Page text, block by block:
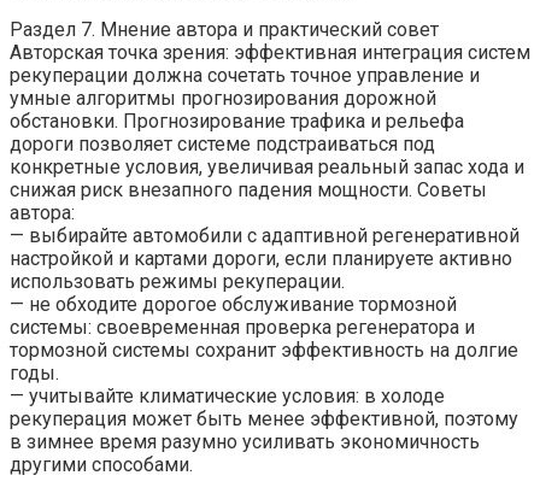
Раздел 7. Мнение автора и практический совет
Авторская точка зрения: эффективная интеграция систем
рекуперации должна сочетать точное управление и
умные алгоритмы прогнозирования дорожной
обстановки. Прогнозирование трафика и рельефа
дороги позволяет системе подстраиваться под
конкретные условия, увеличивая реальный запас хода и
снижая риск внезапного падения мощности. Советы
автора:
— выбирайте автомобили с адаптивной регенеративной
настройкой и картами дороги, если планируете активно
использовать режимы рекуперации.
— не обходите дорогое обслуживание тормозной
системы: своевременная проверка регенератора и
тормозной системы сохранит эффективность на долгие
годы.
— учитывайте климатические условия: в холоде
рекуперация может быть менее эффективной, поэтому
в зимнее время разумно усиливать экономичность
другими способами.